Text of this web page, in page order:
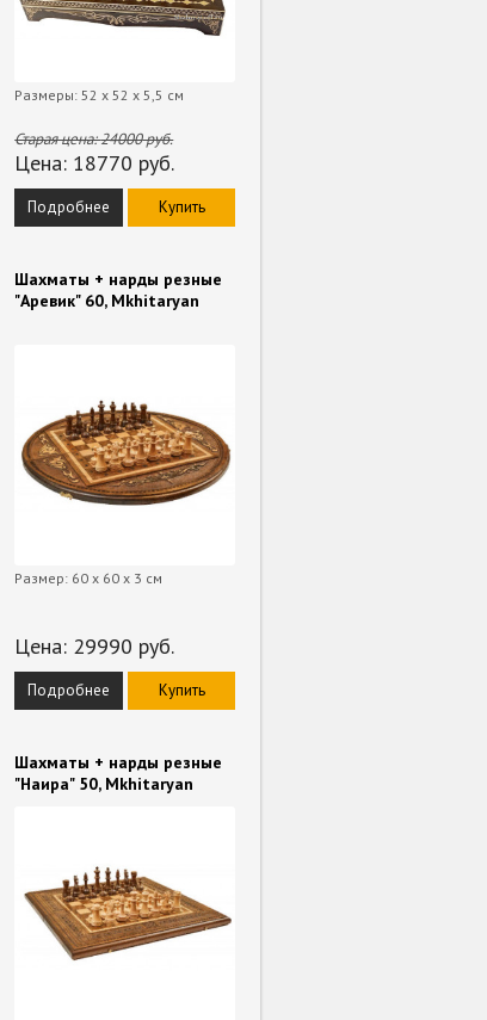
Размеры: 52 х 52 х 5,5 см
Старая цена:24000руб.
Цена: 18770 руб.
Подробнее Купить
Шахматы + нарды резные
"Аревик" 60, Mkhitaryan
Размер: 60 x 60 x 3 см
Цена: 29990 руб.
Подробнее Купить
Шахматы + нарды резные
"Наира" 50, Mkhitaryan